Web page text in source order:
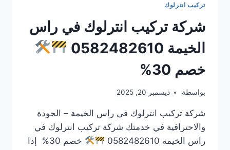
تركيب انترلوك
شركة تركيب انترلوك في راس
الخيمة 0582482610
خصم 30%
بواسطة ديسمبر 20, 2025
شركة تركيب انترلوك في راس الخيمة – الجودة
والاحترافية في خدمتك شركة تركيب انترلوك في
راس الخيمة 0582482610
خصم 30% إذا